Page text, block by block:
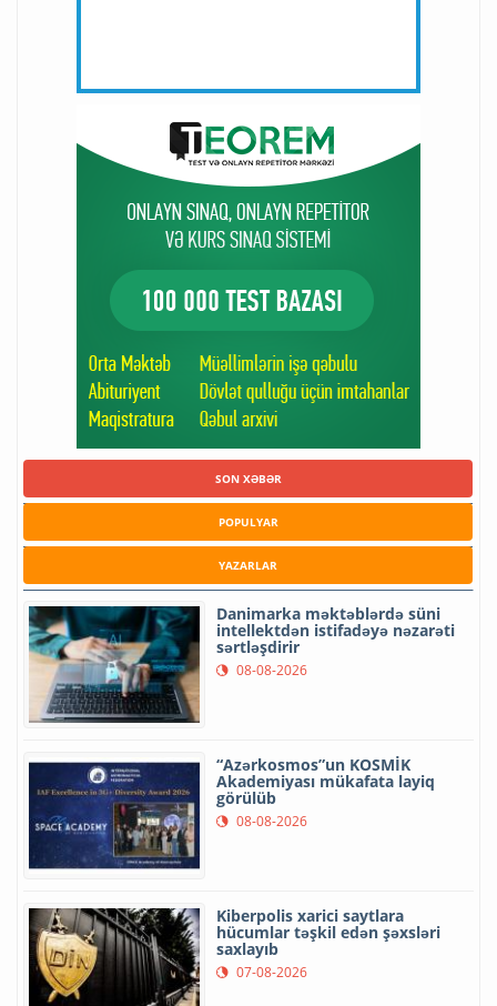
SON XƏBƏR
POPULYAR
YAZARLAR
Danimarka məktəblərdə süni
intellektdən istifadəyə nəzarəti
sərtləşdirir
08-08-2026
“Azərkosmos”un KOSMİK
Akademiyası mükafata layiq
görülüb
08-08-2026
Kiberpolis xarici saytlara
hücumlar təşkil edən şəxsləri
saxlayıb
07-08-2026